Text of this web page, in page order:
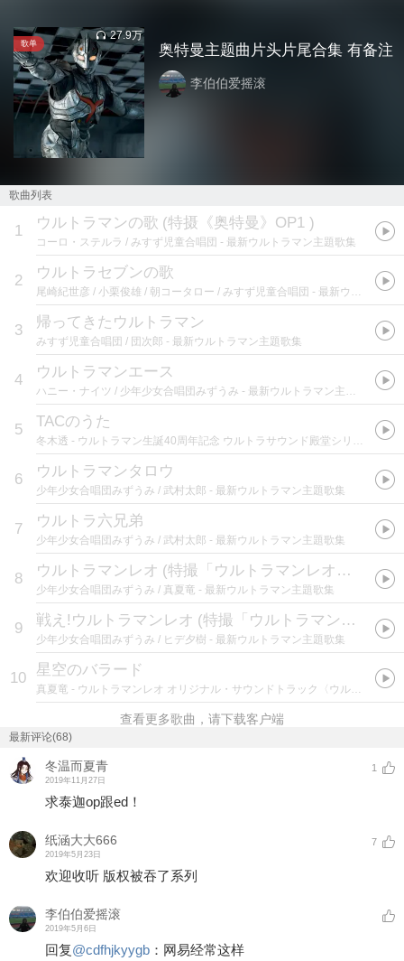
歌单
27.9万
奥特曼主题曲片头片尾合集 有备注
李伯伯爱摇滚
歌曲列表
1 ウルトラマンの歌 (特摄《奥特曼》OP1 )
コーロ・ステルラ / みすず児童合唱団 - 最新ウルトラマン主題歌集
2 ウルトラセブンの歌
尾崎紀世彦 / 小栗俊雄 / 朝コータロー / みすず児童合唱団 - 最新ウルトラマン主題歌集
3 帰ってきたウルトラマン
みすず児童合唱団 / 団次郎 - 最新ウルトラマン主題歌集
4 ウルトラマンエース
ハニー・ナイツ / 少年少女合唱団みずうみ - 最新ウルトラマン主題歌集
5 TACのうた
冬木透 - ウルトラマン生誕40周年記念 ウルトラサウンド殿堂シリーズ(5) ウルトラマンA
6 ウルトラマンタロウ
少年少女合唱団みずうみ / 武村太郎 - 最新ウルトラマン主題歌集
7 ウルトラ六兄弟
少年少女合唱団みずうみ / 武村太郎 - 最新ウルトラマン主題歌集
8 ウルトラマンレオ (特撮「ウルトラマンレオ」OP1テーマ
少年少女合唱団みずうみ / 真夏竜 - 最新ウルトラマン主題歌集
9 戦え!ウルトラマンレオ (特撮「ウルトラマンレオ」OP2テーマ
少年少女合唱団みずうみ / ヒデ夕樹 - 最新ウルトラマン主題歌集
10 星空のバラード
真夏竜 - ウルトラマンレオ オリジナル・サウンドトラック〈ウルトラサウンド殿堂シリーズ〉
查看更多歌曲，请下载客户端
最新评论(68)
冬温而夏青
2019年11月27日
1
求泰迦op跟ed！
纸涵大大666
2019年5月23日
7
欢迎收听 版权被吞了系列
李伯伯爱摇滚
2019年5月6日
回复@cdfhjkyygb ： 网易经常这样